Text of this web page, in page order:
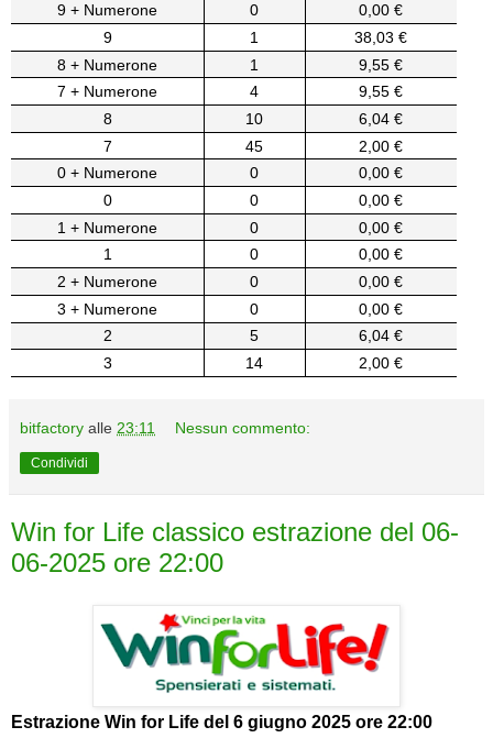
9 + Numerone
0
0,00 €
9
1
38,03 €
8 + Numerone
1
9,55 €
7 + Numerone
4
9,55 €
8
10
6,04 €
7
45
2,00 €
0 + Numerone
0
0,00 €
0
0
0,00 €
1 + Numerone
0
0,00 €
1
0
0,00 €
2 + Numerone
0
0,00 €
3 + Numerone
0
0,00 €
2
5
6,04 €
3
14 2,00 €
bitfactory alle 23:11 Nessun commento:
Condividi
Win for Life classico estrazione del 06-
06-2025 ore 22:00
Estrazione Win for Life del 6 giugno 2025 ore 22:00